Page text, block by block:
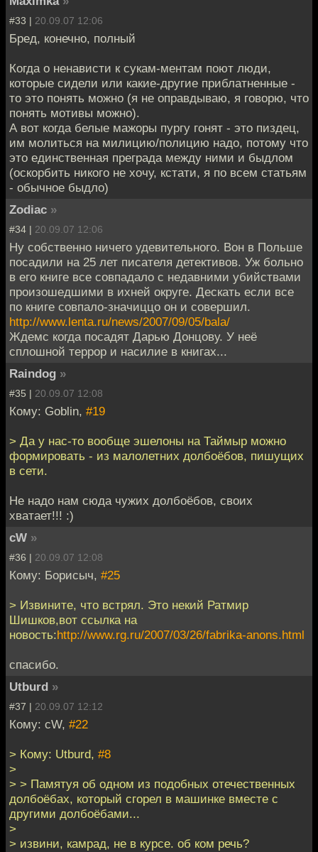
#33 | 20.09.07 12:06
Бред, конечно, полный
Когда о ненависти к сукам-ментам поют люди,
которые сидели или какие-другие приблатненные -
то это понять можно (я не оправдываю, я говорю, что
понять мотивы можно).
А вот когда белые мажоры пургу гонят - это пиздец,
им молиться на милицию/полицию надо, потому что
это единственная преграда между ними и быдлом
(оскорбить никого не хочу, кстати, я по всем статьям
- обычное быдло)
Zodiac »
#34 | 20.09.07 12:06
Ну собственно ничего удевительного. Вон в Польше
посадили на 25 лет писателя детективов. Уж больно
в его книге все совпадало с недавними убийствами
произошедшими в ихней округе. Дескать если все
по книге совпало-значиццо он и совершил.
http://www.lenta.ru/news/2007/09/05/bala/
Ждемс когда посадят Дарью Донцову. У неё
сплошной террор и насилие в книгах...
Raindog »
#35 | 20.09.07 12:08
Кому: Goblin, #19
> Да у нас-то вообще эшелоны на Таймыр можно
формировать - из малолетних долбоёбов, пишущих
в сети.
Не надо нам сюда чужих долбоёбов, своих
хватает!!! :)
cW »
#36 | 20.09.07 12:08
Кому: Борисыч, #25
> Извините, что встрял. Это некий Ратмир
Шишков,вот ссылка на
новость:http://www.rg.ru/2007/03/26/fabrika-anons.html
спасибо.
Utburd »
#37 | 20.09.07 12:12
Кому: cW, #22
> Кому: Utburd, #8
>
> > Памятуя об одном из подобных отечественных
долбоёбах, который сгорел в машинке вместе с
другими долбоёбами...
>
> извини, камрад, не в курсе. об ком речь?